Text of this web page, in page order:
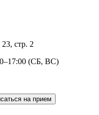
стр. 2
(СБ, ВС)
на прием